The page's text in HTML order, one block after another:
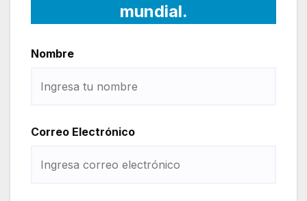
mundial.
Nombre
Correo Electrónico